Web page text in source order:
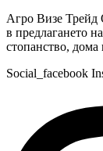
Агро Визе Трейд
в предлагането
стопанство, дома
Social_facebook